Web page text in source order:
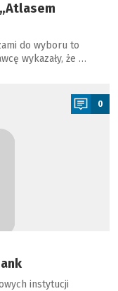
do wyboru to
wykazały, że …
0
instytucji